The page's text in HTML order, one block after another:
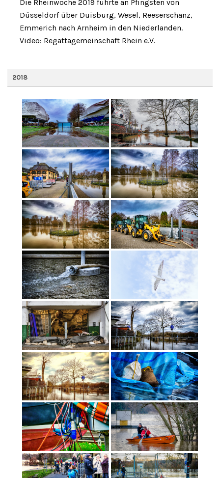
Die Rheinwoche 2019 führte an Pfingsten von
Düsseldorf über Duisburg, Wesel, Reeserschanz,
Emmerich nach Arnheim in den Niederlanden.
Video: Regattagemeinschaft Rhein e.V.
2018